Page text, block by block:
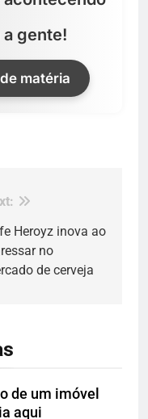
gente!
matéria
Heroyz inova ao
no
de cerveja
de um imóvel
aqui